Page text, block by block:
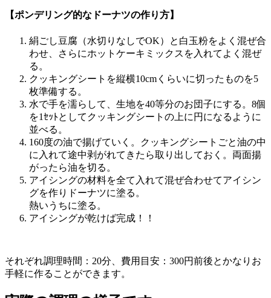
【ポンデリング的なドーナツの作り方】
絹ごし豆腐（水切りなしでOK）と白玉粉をよく混ぜ合
わせ、さらにホットケーキミックスを入れてよく混ぜ
る。
クッキングシートを縦横10cmくらいに切ったものを5
枚準備する。
水で手を濡らして、生地を40等分のお団子にする。8個
を1ｾｯﾄとしてクッキングシートの上に円になるように
並べる。
160度の油で揚げていく。クッキングシートごと油の中
に入れて途中剥がれてきたら取り出しておく。両面揚
がったら油を切る。
アイシングの材料を全て入れて混ぜ合わせてアイシン
グを作りドーナツに塗る。
熱いうちに塗る。
アイシングが乾けば完成！！
それぞれ調理時間：20分、費用目安：300円前後とかなりお
手軽に作ることができます。